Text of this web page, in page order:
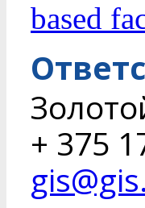
based
+ 375